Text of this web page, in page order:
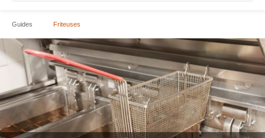
Guides Friteuses